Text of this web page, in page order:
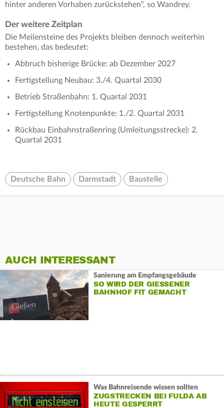
hinter anderen Vorhaben zurückstehen“, so Wandrey.
Der weitere Zeitplan
Die Meilensteine des Projekts bleiben dennoch weiterhin
bestehen, das bedeutet:
Abbruch bisherige Brücke: ab Dezember 2027
Fertigstellung Neubau: 3./4. Quartal 2030
Betrieb Straßenbahn: 1. Quartal 2031
Fertigstellung Knotenpunkte: 1./2. Quartal 2031
Rückbau Einbahnstraßenring (Umleitungsstrecke): 2.
Quartal 2031
Deutsche Bahn Darmstadt Baustelle
AUCH INTERESSANT
Sanierung am Empfangsgebäude
SO WIRD DER GIESSENER B
AHNHOF FIT GEMACHT
Was Bahnreisende wissen sollten
ZUGSTRECKEN BEI FULDA AB
HEUTE GESPERRT